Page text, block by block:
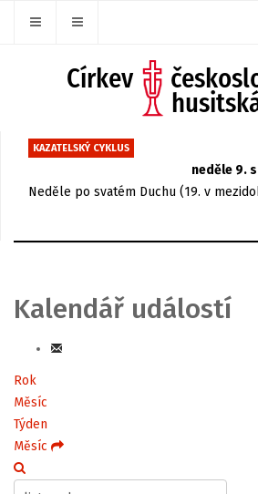
KAZATELSKÝ CYKLUS
neděle 9.
Neděle po svatém Duchu (19. v
Kalendář událostí
Rok
Měsíc
Týden
Měsíc